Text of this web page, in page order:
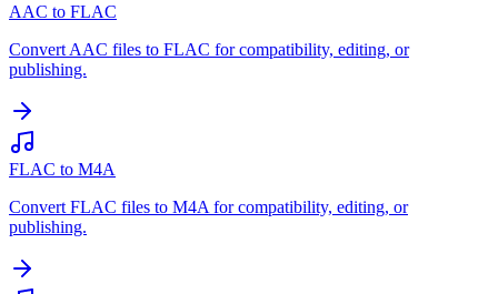
AAC to FLAC
Convert AAC files to FLAC for compatibility, editing, or
publishing.
FLAC to M4A
Convert FLAC files to M4A for compatibility, editing, or
publishing.